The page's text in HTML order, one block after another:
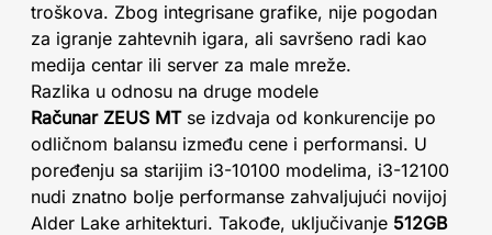
troškova. Zbog integrisane grafike, nije pogodan
za igranje zahtevnih igara, ali savršeno radi kao
medija centar ili server za male mreže.
Razlika u odnosu na druge modele
Računar ZEUS MTse izdvaja od konkurencije po
odličnom balansu između cene i performansi. U
poređenju sa starijim i3-10100 modelima, i3-12100
nudi znatno bolje performanse zahvaljujući novijoj
Alder Lake arhitekturi. Takođe, uključivanje 512GB